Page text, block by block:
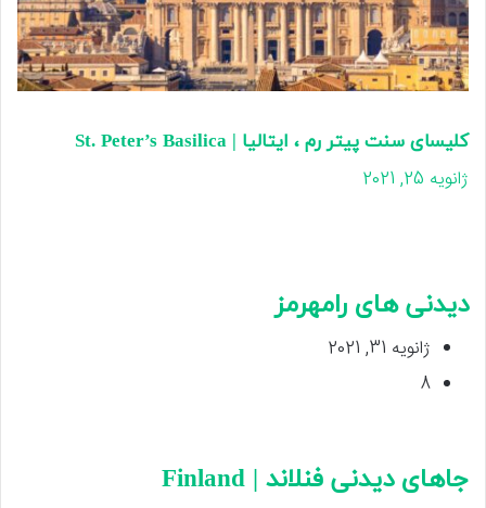
کلیسای سنت پیتر رم ، ایتالیا | St. Peter’s Basilica
ژانویه 25, 2021
دیدنی های رامهرمز
ژانویه 31, 2021
8
جاهای دیدنی فنلاند | Finland